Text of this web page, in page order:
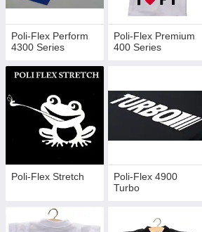
Poli-Flex Sport 4400
Poli-Flex Stretch
Poli-Flex Turbo
Tubitherm-Flock Solvent-Flock 5905
Poli-Flex: 4025, 4026, 4030, 4031,
4605, 4675
Poli-Flex Perform
4300 Series
Poli-Flex Premium
400 Series
Poli-Flex Stretch
Poli-Flex 4900
Turbo